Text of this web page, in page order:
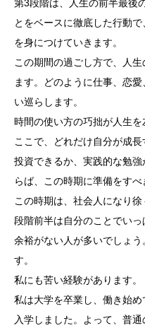
第3段階は、人生の前半最後
とをベースに徹底した行動
を身につけていきます。
この期間の過ごし方で、人
ます。どのように仕事、恋
い巡らします。
時間の使い方の巧拙が人生を
ここで、どれだけ自分が成
投資できるか、実践的な勉
らば、この時期に準備をすべ
この時期は、社会人になり
段階前半は自分のことでい
余裕がない人が多いでしょ
す。
私にも苦い経験があります。
私は大学を卒業し、働き始
入学しました。よって、普